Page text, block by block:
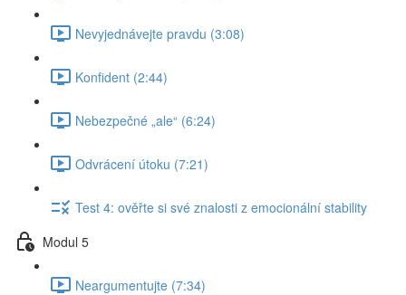
Nevyjednávejte pravdu (3:08)
Konfident (2:44)
Nebezpečné „ale“ (6:24)
Odvrácení útoku (7:21)
Test 4: ověřte si své znalosti z emocionální stability
Modul 5
Neargumentujte (7:34)